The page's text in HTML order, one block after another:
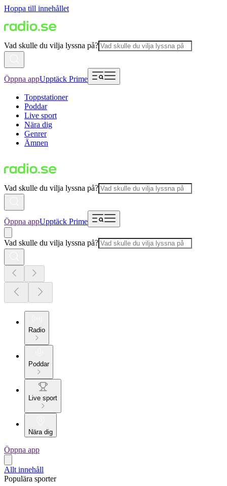
Hoppa till innehållet
Vad skulle du vilja lyssna på?
Öppna appUpptäck Prime
Toppstationer
Poddar
Live sport
Nära dig
Genrer
Ämnen
Vad skulle du vilja lyssna på?
Öppna appUpptäck Prime
Vad skulle du vilja lyssna på?
Radio
Poddar
Live sport
Nära dig
Öppna app
Allt innehåll
Populära sporter